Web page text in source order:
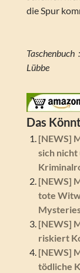
die Spur
Lübbe
Das
[NEWS]
sich nicht
[NEWS]
tote
[NEWS]
riskiert
[NEWS]
tödliche